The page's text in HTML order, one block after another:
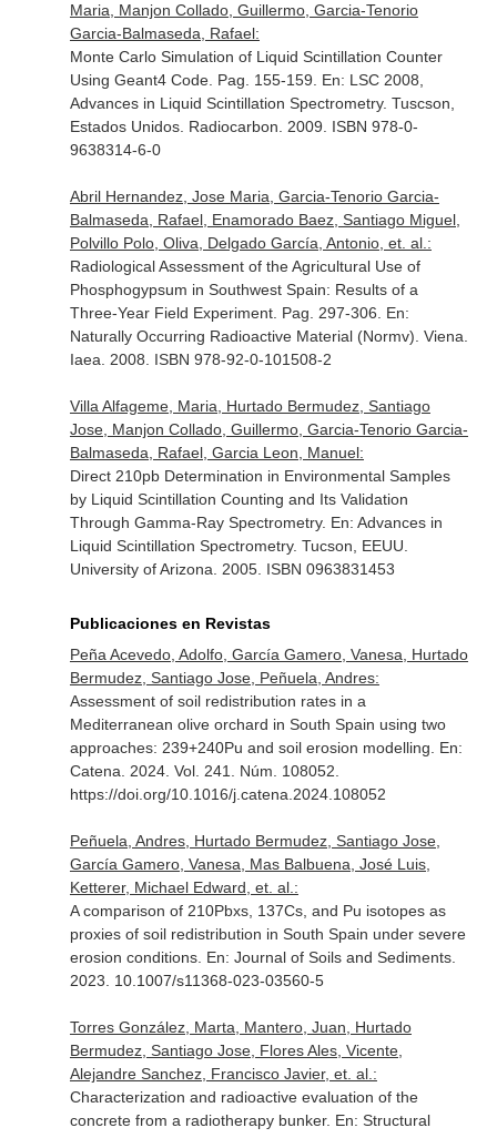
Maria, Manjon Collado, Guillermo, Garcia-Tenorio
Garcia-Balmaseda, Rafael:
Monte Carlo Simulation of Liquid Scintillation Counter
Using Geant4 Code. Pag. 155-159. En: LSC 2008,
Advances in Liquid Scintillation Spectrometry. Tuscson,
Estados Unidos. Radiocarbon. 2009. ISBN 978-0-
9638314-6-0
Abril Hernandez, Jose Maria, Garcia-Tenorio Garcia-
Balmaseda, Rafael, Enamorado Baez, Santiago Miguel,
Polvillo Polo, Oliva, Delgado García, Antonio, et. al.:
Radiological Assessment of the Agricultural Use of
Phosphogypsum in Southwest Spain: Results of a
Three-Year Field Experiment. Pag. 297-306. En:
Naturally Occurring Radioactive Material (Normv) . Viena.
Iaea. 2008. ISBN 978-92-0-101508-2
Villa Alfageme, Maria, Hurtado Bermudez, Santiago
Jose, Manjon Collado, Guillermo, Garcia-Tenorio Garcia-
Balmaseda, Rafael, Garcia Leon, Manuel:
Direct 210pb Determination in Environmental Samples
by Liquid Scintillation Counting and Its Validation
Through Gamma-Ray Spectrometry. En: Advances in
Liquid Scintillation Spectrometry. Tucson, EEUU.
University of Arizona. 2005. ISBN 0963831453
Publicaciones en Revistas
Peña Acevedo, Adolfo, García Gamero, Vanesa, Hurtado
Bermudez, Santiago Jose, Peñuela, Andres:
Assessment of soil redistribution rates in a
Mediterranean olive orchard in South Spain using two
approaches: 239+240Pu and soil erosion modelling. En:
Catena . 2024. Vol. 241. Núm. 108052.
https://doi.org/10.1016/j.catena.2024.108052
Peñuela, Andres, Hurtado Bermudez, Santiago Jose,
García Gamero, Vanesa, Mas Balbuena, José Luis,
Ketterer, Michael Edward, et. al.:
A comparison of 210Pbxs, 137Cs, and Pu isotopes as
proxies of soil redistribution in South Spain under severe
erosion conditions. En: Journal of Soils and Sediments.
2023. 10.1007/s11368-023-03560-5
Torres González, Marta, Mantero, Juan, Hurtado
Bermudez, Santiago Jose, Flores Ales, Vicente,
Alejandre Sanchez, Francisco Javier, et. al.:
Characterization and radioactive evaluation of the
concrete from a radiotherapy bunker. En: Structural